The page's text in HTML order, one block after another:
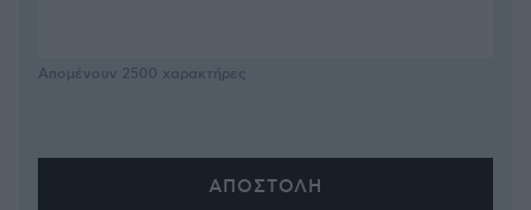
Απομένουν 2500 χαρακτήρες